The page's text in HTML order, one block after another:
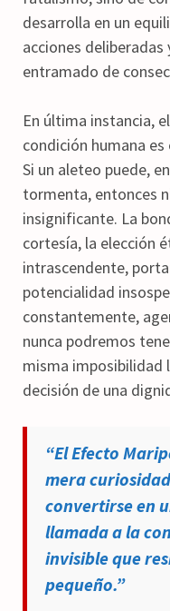
desarrolla en un
acciones
entramado de
En última instancia,
condición humana es
Si un aleteo puede,
tormenta, entonces
insignificante. La
cortesía, la elección
intrascendente,
potencialidad
constantemente,
nunca podremos
misma imposibilidad
decisión de una
“El Efecto
mera
convertirse en
llamada a la
invisible que
pequeño.”